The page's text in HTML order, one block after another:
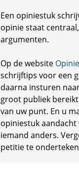
Een opiniestuk
opinie staat
argumenten.
Op de website
schrijftips voor een
daarna insturen
groot publiek
van uw punt. En u
opiniestuk
iemand anders.
petitie te